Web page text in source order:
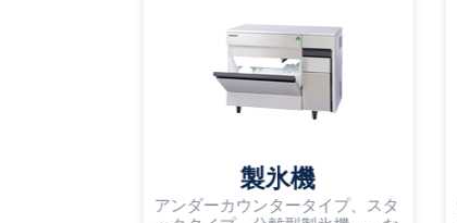
製氷機
アンダーカウンタータイプ、スタ